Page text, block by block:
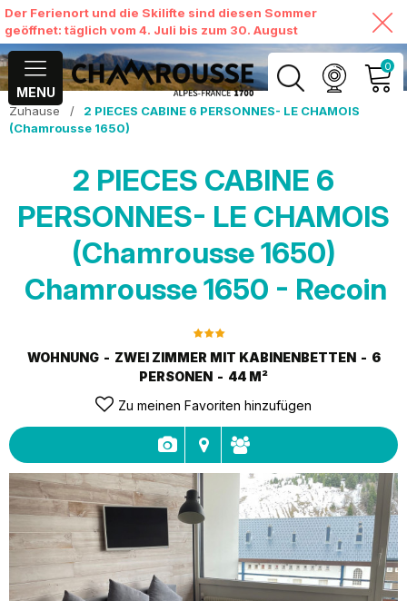
Der Ferienort und die Skilifte sind diesen Sommer
geöffnet: täglich vom 4. Juli bis zum 30. August
MENU
0
MEIN KONTO
ANSEHEN
Zuhause /
2 PIECES CABINE 6 PERSONNES- LE CHAMOIS
(Chamrousse 1650)
2 PIECES CABINE 6
PERSONNES- LE CHAMOIS
(Chamrousse 1650)
Chamrousse 1650 - Recoin
WOHNUNG ZWEI ZIMMER MIT KABINENBETTEN
6
PERSONEN
44 M²
Zu meinen Favoriten hinzufügen